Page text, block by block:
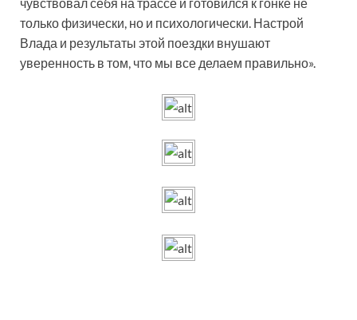
только физически, но и психологически. Настрой
Влада и результаты этой поездки внушают
уверенность в том, что мы все делаем правильно».